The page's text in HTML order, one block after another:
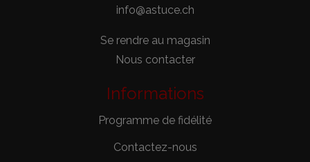
info@astuce.ch
Se rendre au magasin
Nous contacter
Informations
Programme de fidélité
Contactez-nous